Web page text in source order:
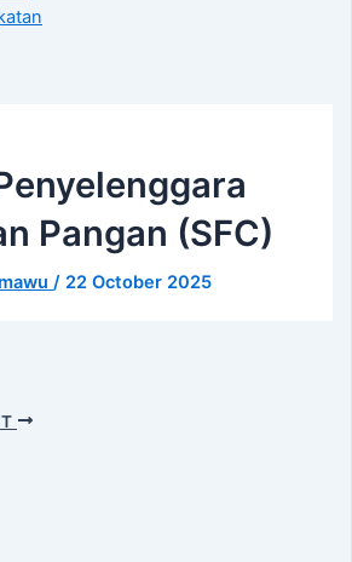
Pangan (SFC)
/ 22 October 2025